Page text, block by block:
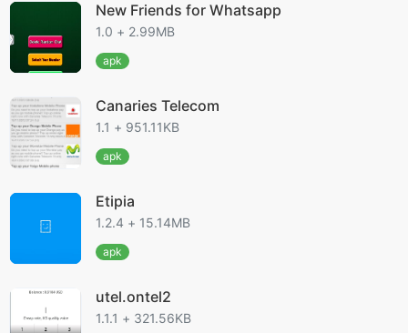
New Friends for Whatsapp
1.0 + 2.99MB
apk
Canaries Telecom
1.1 + 951.11KB
apk
Etipia
1.2.4 + 15.14MB
apk
utel.ontel2
1.1.1 + 321.56KB